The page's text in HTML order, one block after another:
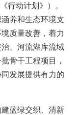
行动计划》）。
养和生态环境支
质量改善，着力
、河流湖库流域
骨干工程项目，
发展提供有力的
蓝绿交织、清新